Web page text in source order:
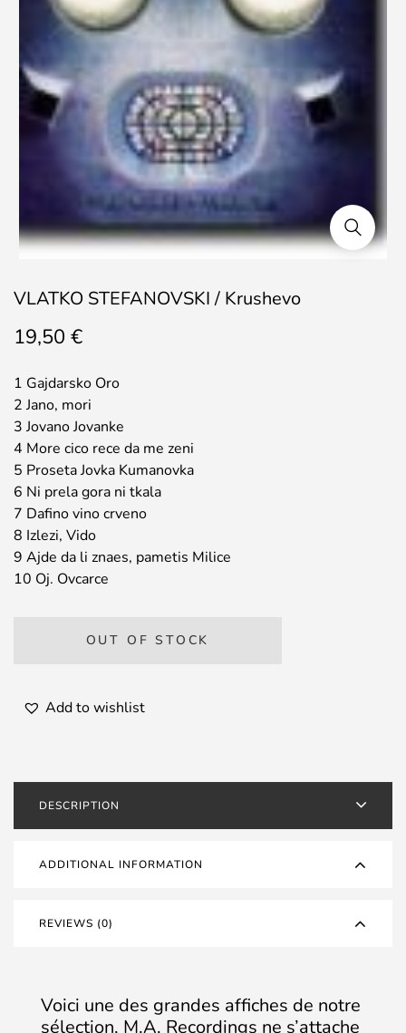
VLATKO STEFANOVSKI / Krushevo
19,50 €
1 Gajdarsko Oro
2 Jano, mori
3 Jovano Jovanke
4 More cico rece da me zeni
5 Proseta Jovka Kumanovka
6 Ni prela gora ni tkala
7 Dafino vino crveno
8 Izlezi, Vido
9 Ajde da li znaes, pametis Milice
10 Oj. Ovcarce
OUT OF STOCK
Add to wishlist
DESCRIPTION
ADDITIONAL INFORMATION
REVIEWS (0)
Voici une des grandes affiches de notre
sélection, M.A. Recordings ne s’attache